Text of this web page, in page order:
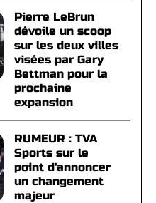
Pierre LeBrun
dévoile un scoop
sur les deux villes
visées par Gary
Bettman pour la
prochaine
expansion
RUMEUR : TVA
Sports sur le
point d'annoncer
un changement
majeur